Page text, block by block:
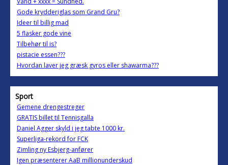
Gode krydderiglas som Grand Gru?
Ideer til billig mad
5 flasker gode vine
Tilbehør til is?
pistacie essen???
Hvordan laver jeg græsk gyros eller shawarma???
Sport
Gemene drengestreger
GRATIS billet til Tennisgalla
Daniel Agger skyld i jeg tabte 1000 kr.
Superliga-rekord for FCK
Zimling ny Esbjerg-anfører
Igen præsenterer AaB millionunderskud